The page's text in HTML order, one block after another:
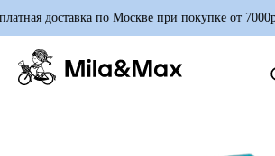
доставка по Москве при покупке от 7000р.